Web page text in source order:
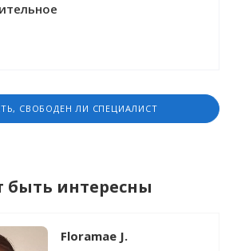
СВОБОДЕН ЛИ СПЕЦИАЛИСТ
быть интересны
Floramae J.